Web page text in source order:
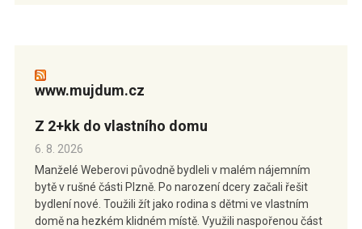
www.mujdum.cz
Z 2+kk do vlastního domu
6. 8. 2026
Manželé Weberovi původně bydleli v malém nájemním
bytě v rušné části Plzně. Po narození dcery začali řešit
bydlení nové. Toužili žít jako rodina s dětmi ve vlastním
domě na hezkém klidném místě. Využili naspořenou část